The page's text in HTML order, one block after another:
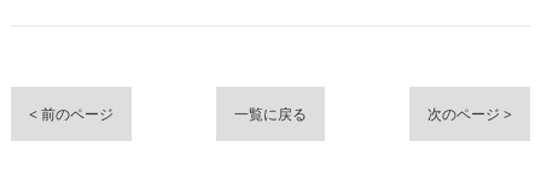
< 前のページ 一覧に戻る 次のページ >